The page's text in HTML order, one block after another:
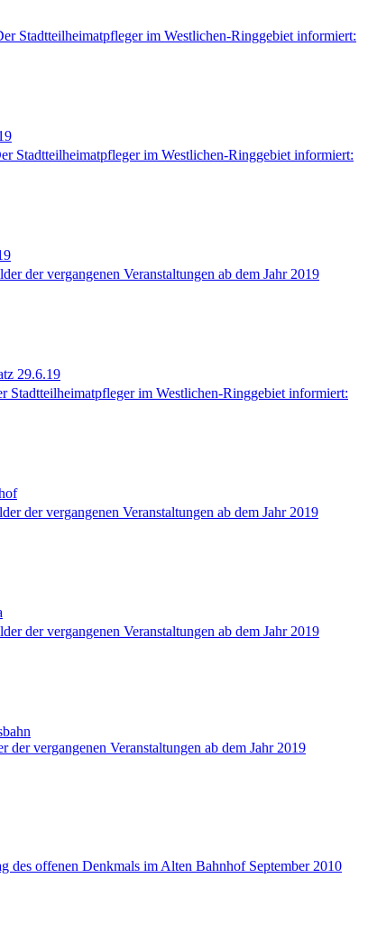
Stadtteilheimatpfleger im Westlichen-Ringgebiet informiert:
Stadtteilheimatpfleger im Westlichen-Ringgebiet informiert:
der vergangenen Veranstaltungen ab dem Jahr 2019
29.6.19
Stadtteilheimatpfleger im Westlichen-Ringgebiet informiert:
der vergangenen Veranstaltungen ab dem Jahr 2019
der vergangenen Veranstaltungen ab dem Jahr 2019
der vergangenen Veranstaltungen ab dem Jahr 2019
des offenen Denkmals im Alten Bahnhof September 2010